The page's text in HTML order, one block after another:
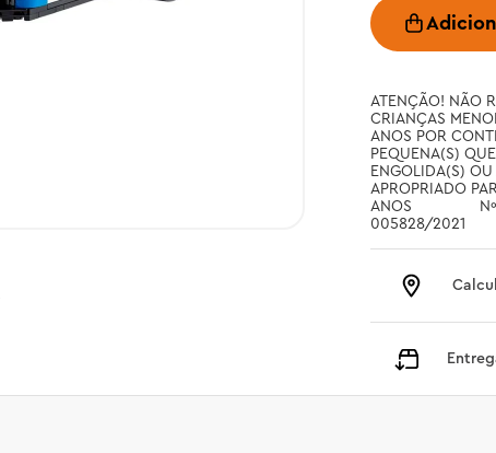
ATENÇÃO! NÃO
CRIANÇAS
ANOS POR
PEQUENA(S)
ENGOLIDA(S)
APROPRIADO
ANOS		 Nº de Registro:
005828/2021